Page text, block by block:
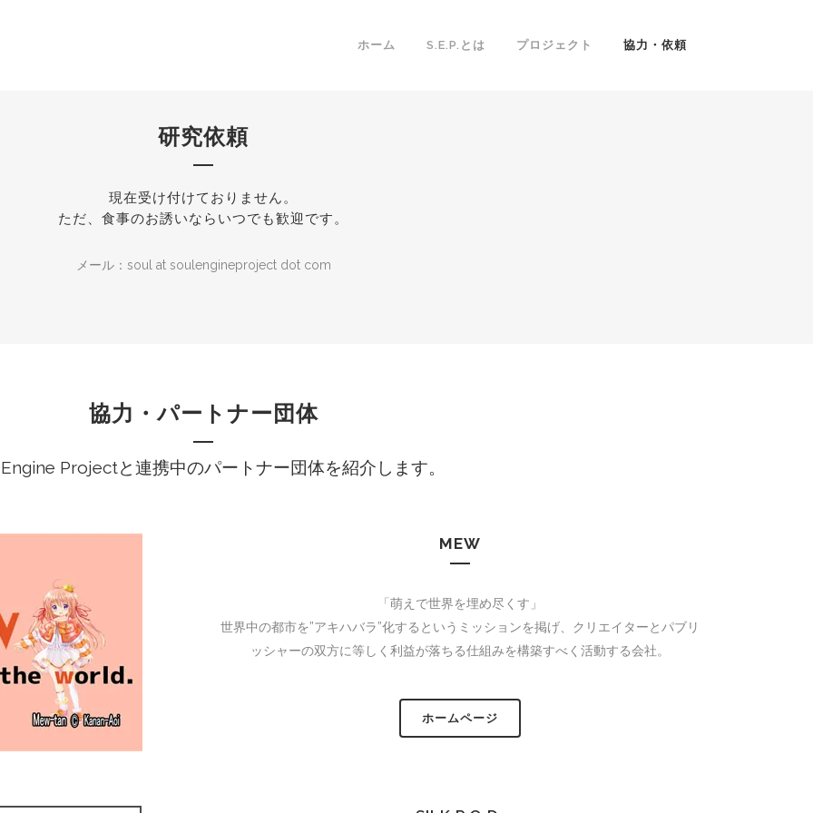
ホーム S.E.P.とは プロジェクト 協力・依頼
研究依頼
現在受け付けておりません。
ただ、食事のお誘いならいつでも歓迎です。
メール：soul at soulengineproject dot com
協力・パートナー団体
Projectと連携中のパートナー団体を紹介します。
MEW
「萌えで世界を埋め尽くす」
世界中の都市を”アキハバラ”化するというミッションを掲げ、クリエイターとパブリ
ッシャーの双方に等しく利益が落ちる仕組みを構築すべく活動する会社。
ホームページ